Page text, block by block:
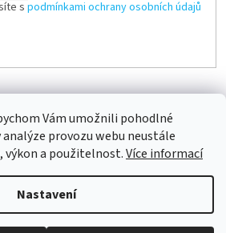
Vám umožnili pohodlné
provozu webu neustále
výkon a použitelnost.Více informací
Nastavení
s podmínkami ochrany osobních údajů
Vytvořil Shoptet